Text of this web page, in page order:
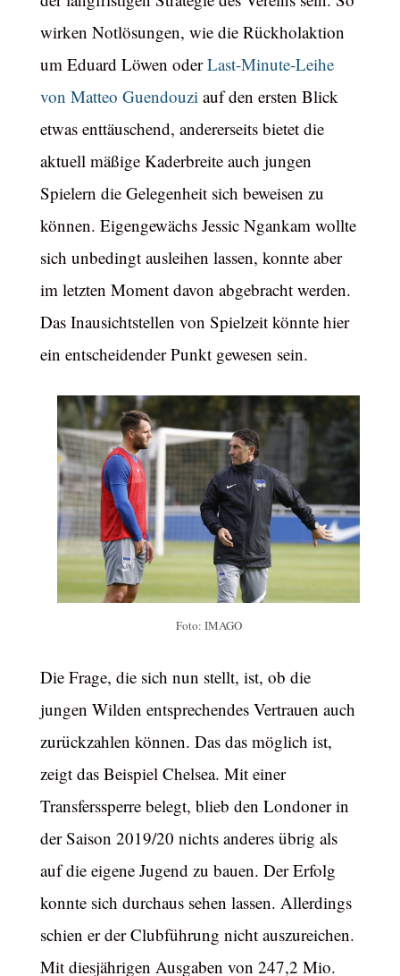
wirken Notlösungen, wie die Rückholaktion
um Eduard Löwen oderLast-Minute-Leihe
von Matteo Guendouzi auf den ersten Blick
etwas enttäuschend, andererseits bietet die
aktuell mäßige Kaderbreite auch jungen
Spielern die Gelegenheit sich beweisen zu
können. Eigengewächs Jessic Ngankam wollte
sich unbedingt ausleihen lassen, konnte aber
im letzten Moment davon abgebracht werden.
Das Inausichtstellen von Spielzeit könnte hier
ein entscheidender Punkt gewesen sein.
Foto: IMAGO
Die Frage, die sich nun stellt, ist, ob die
jungen Wilden entsprechendes Vertrauen auch
zurückzahlen können. Das das möglich ist,
zeigt das Beispiel Chelsea. Mit einer
Transferssperre belegt, blieb den Londoner in
der Saison 2019/20 nichts anderes übrig als
auf die eigene Jugend zu bauen. Der Erfolg
konnte sich durchaus sehen lassen. Allerdings
schien er der Clubführung nicht auszureichen.
Mit diesjährigen Ausgaben von 247,2 Mio.